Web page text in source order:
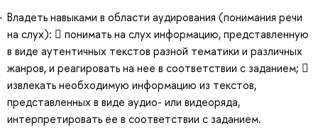
Владеть навыками в области аудирования (понимания речи
на слух):  понимать на слух информацию, представленную
в виде аутентичных текстов разной тематики и различных
жанров, и реагировать на нее в соответствии с заданием; 
извлекать необходимую информацию из текстов,
представленных в виде аудио- или видеоряда,
интерпретировать ее в соответствии с заданием.